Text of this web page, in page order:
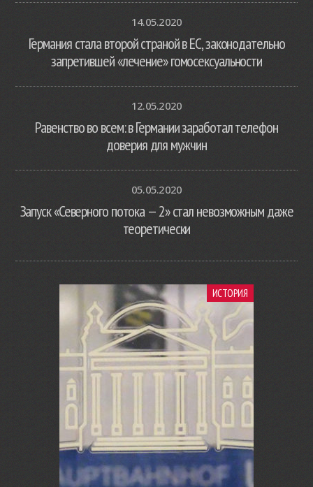
14.05.2020
Германия стала второй страной в ЕС, законодательно
запретившей «лечение» гомосексуальности
12.05.2020
Равенство во всем: в Германии заработал телефон
доверия для мужчин
05.05.2020
Запуск «Северного потока — 2» стал невозможным даже
теоретически
ИСТОРИЯ